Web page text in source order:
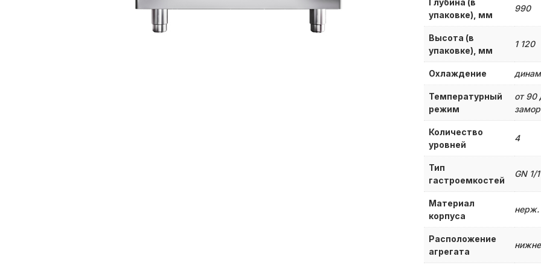
упаковке), мм
990
Высота (в
упаковке), мм
1 120
Охлаждение
Температурный
режим
от 90
Количество
уровней
4
Тип
гастроемкостей
GN 1/
Материал
корпуса
нерж.
Расположение
агрегата